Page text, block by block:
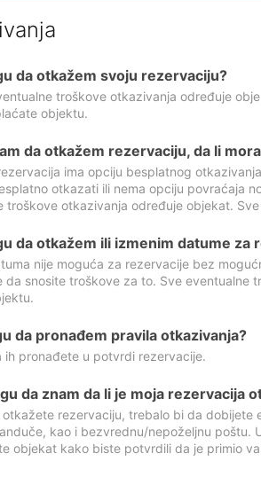
da otkažem svoju rezervaciju?
troškove otkazivanja određuje
objektu.
da otkažem rezervaciju, da li
ima opciju besplatnog
otkazati ili nema opciju povraćaja
troškove otkazivanja određuje objekat.
da otkažem ili izmenim datume
nije moguća za rezervacije bez
da snosite troškove za to. Sve
da pronađem pravila otkazivanja?
ih pronađete u potvrdi rezervacije.
da znam da li je moja rezervacija
otkažete rezervaciju, trebalo bi da
kao i bezvrednu/nepoželjnu poštu.
objekat kako biste potvrdili da je primio